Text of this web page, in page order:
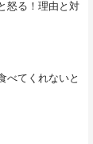
怒る！理由と対
べてくれないと